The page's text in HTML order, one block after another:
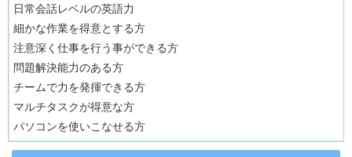
日常会話レベルの英語力
細かな作業を得意とする方
注意深く仕事を行う事ができる方
問題解決能力のある方
チームで力を発揮できる方
マルチタスクが得意な方
パソコンを使いこなせる方